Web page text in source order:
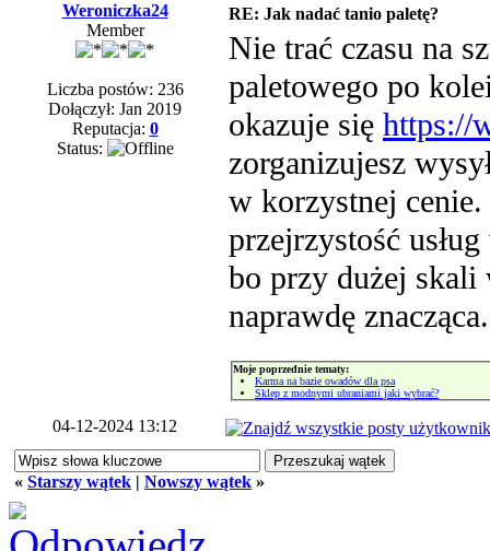
Weroniczka24
Member
Liczba postów: 236
Dołączył: Jan 2019
Reputacja: 0
Status:
RE: Jak nadać tanio paletę?
Nie trać czasu na
paletowego po
okazuje się https://
zorganizujesz
w korzystnej
przejrzystość
bo przy dużej skali
naprawdę znacząca.
Moje poprzednie tematy:
Karma na bazie owadów dla psa
Sklep z modnymi ubraniami jaki wybrać?
04-12-2024 13:12
« Starszy wątek | Nowszy wątek »